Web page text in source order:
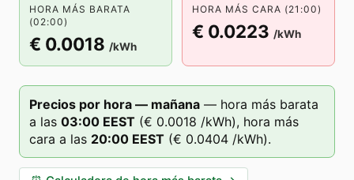
HORA MÁS BARATA
(02:00)
€ 0.0018 /kWh
HORA MÁS CARA (21:00)
€ 0.0223 /kWh
Precios por hora — mañana — hora más barata
a las 03:00 EEST (€ 0.0018 /kWh), hora más
cara a las 20:00 EEST (€ 0.0404 /kWh).